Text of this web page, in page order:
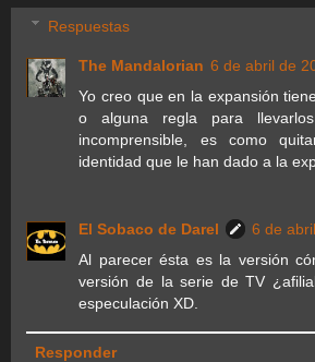
Respuestas
The Mandalorian 6 de abril de
Yo creo que en la expansión
o alguna regla para
incomprensible, es como
identidad que le han dado a la
El Sobaco de Darel
6 de
Al parecer ésta es la versión
versión de la serie de TV
especulación XD.
Responder